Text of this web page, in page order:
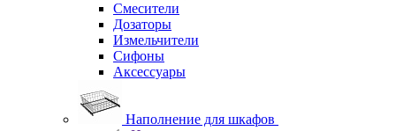
Смесители
Дозаторы
Измельчители
Сифоны
Аксессуары
Наполнение для шкафов